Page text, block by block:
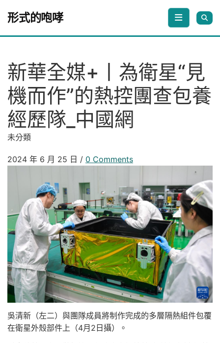
形式的咆哮
新華全媒+丨為衛星“見
機而作”的熱控團查包養
經歷隊_中國網
未分類
2024 年 6 月 25 日 / 0 Comments
吳清新（左二）與團隊成員將制作完成的多層隔熱組件包覆
在衛星外殼部件上（4月2日攝）。